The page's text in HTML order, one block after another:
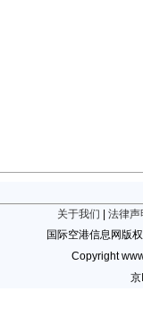
关于我们
法律声
国际空港信息网版
Copyright